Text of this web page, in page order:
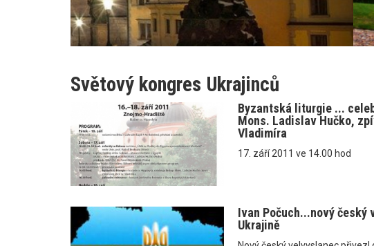
Světový kongres Ukrajinců
Byzantská liturgie ...
Mons. Ladislav Hučko,
Vladimíra
17. září 2011 ve 14.00 hod
Ivan Počuch...nový český
Ukrajině